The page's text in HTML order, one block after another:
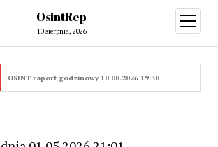
OsintRep
10 sierpnia, 2026
open
menu
OSINT raport godzinowy 10.08.2026 19:38